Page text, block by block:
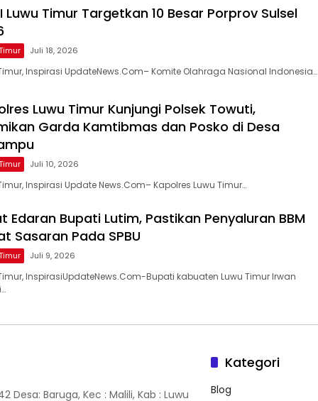
Luwu Timur Targetkan 10 Besar Porprov Sulsel
Juli 18, 2026
Inspirasi UpdateNews.Com– Komite Olahraga Nasional Indonesia…
Luwu Timur Kunjungi Polsek Towuti,
Garda Kamtibmas dan Posko di Desa
Juli 10, 2026
Inspirasi Update News.Com– Kapolres Luwu Timur…
Edaran Bupati Lutim, Pastikan Penyaluran BBM
Sasaran Pada SPBU
Juli 9, 2026
InspirasiUpdateNews.Com-Bupati kabuaten Luwu Timur Irwan
Desa: Baruga, Kec : Malili, Kab : Luwu
Kategori
Blog